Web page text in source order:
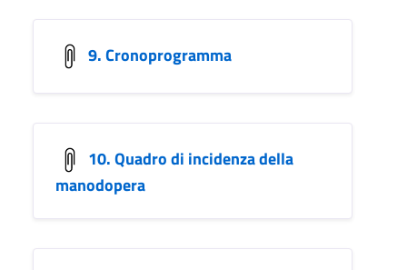
9. Cronoprogramma
10. Quadro di incidenza della
manodopera